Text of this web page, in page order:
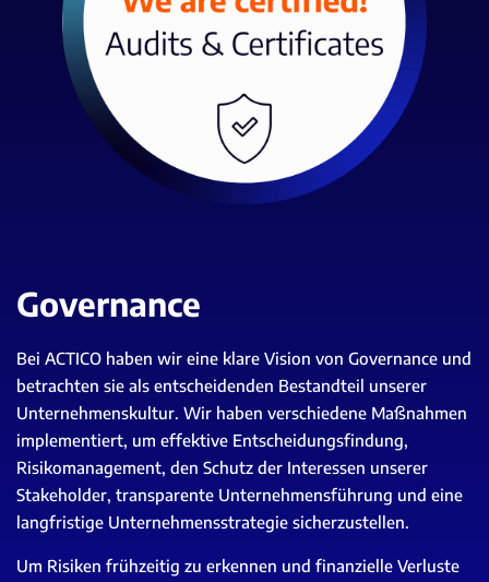
Governance
Bei ACTICO haben wir eine klare Vision von Governance und
betrachten sie als entscheidenden Bestandteil unserer
Unternehmenskultur. Wir haben verschiedene Maßnahmen
implementiert, um effektive Entscheidungsfindung,
Risikomanagement, den Schutz der Interessen unserer
Stakeholder, transparente Unternehmensführung und eine
langfristige Unternehmensstrategie sicherzustellen.
Um Risiken frühzeitig zu erkennen und finanzielle Verluste